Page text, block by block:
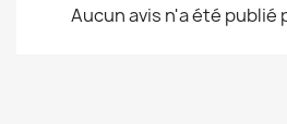
Aucun avis n'a été publié